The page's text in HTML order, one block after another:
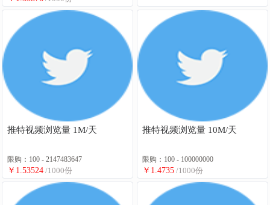
推特视频浏览量 1M/天
限购：100 - 2147483647
￥1.53524 /1000份
推特视频浏览量 10M/天
限购：100 - 100000000
￥1.4735 /1000份